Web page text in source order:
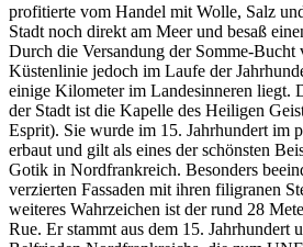
profitierte vom Handel mit Wolle, Salz
Stadt noch direkt am Meer und besaß
Durch die Versandung der Somme-Bucht
Küstenlinie jedoch im Laufe der
einige Kilometer im Landesinneren liegt.
der Stadt ist die Kapelle des Heiligen
Esprit). Sie wurde im 15. Jahrhundert im
erbaut und gilt als eines der schönsten
Gotik in Nordfrankreich. Besonders
verzierten Fassaden mit ihren filigranen
weiteres Wahrzeichen ist der rund 28
Rue. Er stammt aus dem 15. Jahrhundert